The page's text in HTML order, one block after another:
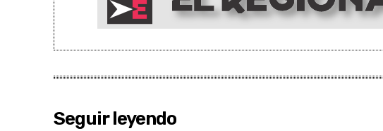
Seguir leyendo